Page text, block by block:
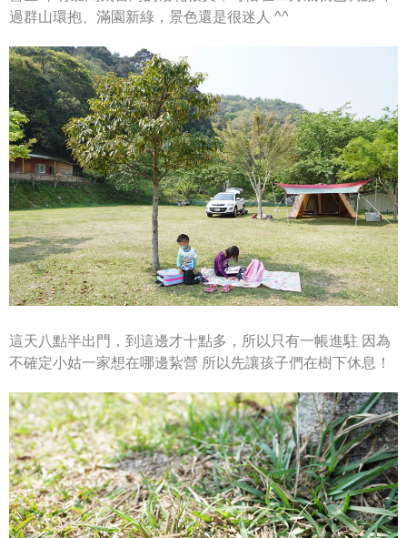
過群山環抱、滿園新綠，景色還是很迷人 ^^
這天八點半出門，到這邊才十點多，所以只有一帳進駐 因為
不確定小姑一家想在哪邊紥營 所以先讓孩子們在樹下休息！